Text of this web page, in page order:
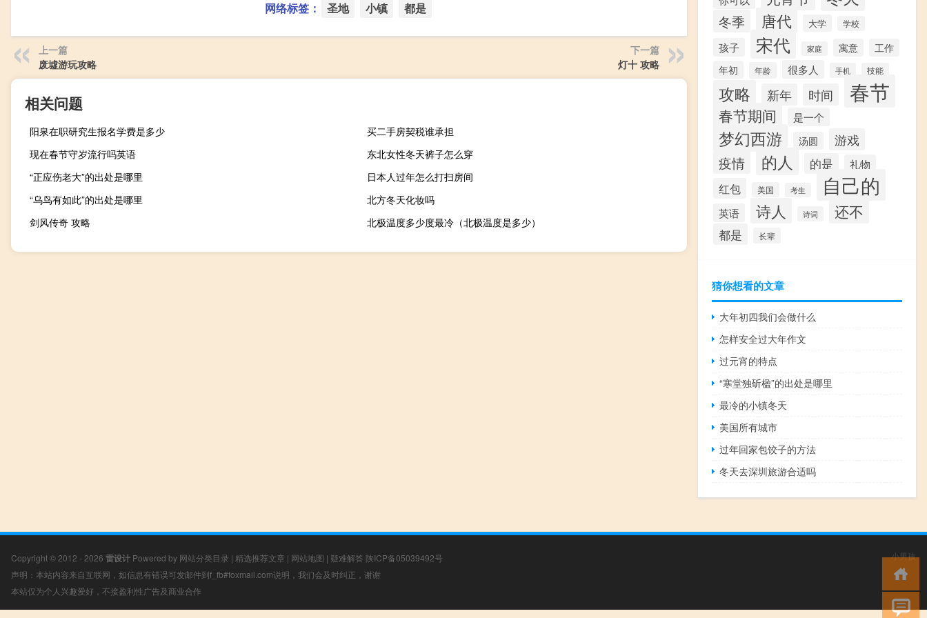
网络标签： 圣地 小镇 都是
上一篇
废墟游玩攻略
下一篇
灯十 攻略
相关问题
阳泉在职研究生报名学费是多少
买二手房契税谁承担
现在春节守岁流行吗英语
东北女性冬天裤子怎么穿
“正应伤老大”的出处是哪里
日本人过年怎么打扫房间
“乌鸟有如此”的出处是哪里
北方冬天化妆吗
剑风传奇 攻略
北极温度多少度最冷（北极温度是多少）
冬季 唐代 大学 学校
孩子 宋代 家庭 寓意
工作
年初
年龄 很多人 手机 技能
攻略 新年 时间 春节
春节期间 是一个
梦幻西游 汤圆 游戏
疫情 的人 的是 礼物
红包 美国 考生 自己的
英语 诗人 诗词 还不
都是 长辈
猜你想看的文章
大年初四我们会做什么
怎样安全过大年作文
过元宵的特点
“寒堂独斫楹”的出处是哪里
最冷的小镇冬天
美国所有城市
过年回家包饺子的方法
冬天去深圳旅游合适吗
Copyright © 2012 - 2026 雷设计 Powered by 网站分类目录 | 精选推荐文章 | 网站地图 | 疑难解答 陕ICP备05039492号
声明：本站内容来自互联网，如信息有错误可发邮件到f_fb#foxmail.com说明，我们会及时纠正，谢谢
本站仅为个人兴趣爱好，不接盈利性广告及商业合作
小男孩